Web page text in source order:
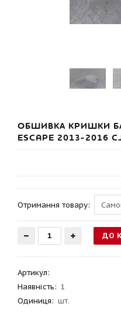
ОБШИВКА КРИШКИ
ESCAPE 2013-2016
Отримання товару:
Артикул:
Наявність: 1
Одиниця: шт.